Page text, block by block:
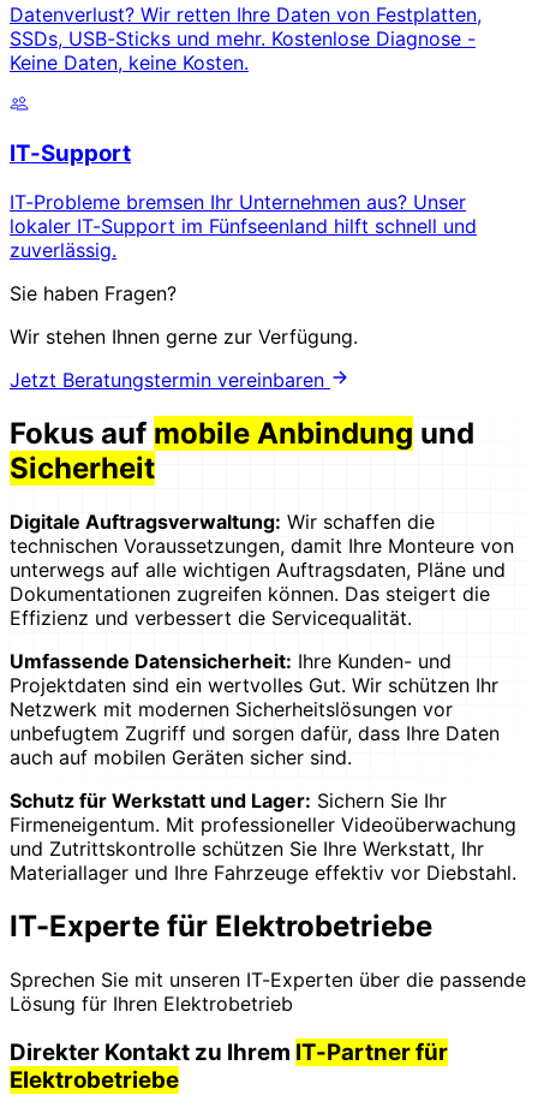
Datenverlust? Wir retten Ihre Daten von Festplatten,
SSDs, USB-Sticks und mehr. Kostenlose Diagnose -
Keine Daten, keine Kosten.
IT-Support
IT-Probleme bremsen Ihr Unternehmen aus? Unser
lokaler IT-Support im Fünfseenland hilft schnell und
zuverlässig.
Sie haben Fragen?
Wir stehen Ihnen gerne zur Verfügung.
Jetzt Beratungstermin vereinbaren
Fokus auf mobile Anbindung und
Sicherheit
Digitale Auftragsverwaltung: Wir schaffen die
technischen Voraussetzungen, damit Ihre Monteure von
unterwegs auf alle wichtigen Auftragsdaten, Pläne und
Dokumentationen zugreifen können. Das steigert die
Effizienz und verbessert die Servicequalität.
Umfassende Datensicherheit: Ihre Kunden- und
Projektdaten sind ein wertvolles Gut. Wir schützen Ihr
Netzwerk mit modernen Sicherheitslösungen vor
unbefugtem Zugriff und sorgen dafür, dass Ihre Daten
auch auf mobilen Geräten sicher sind.
Schutz für Werkstatt und Lager: Sichern Sie Ihr
Firmeneigentum. Mit professioneller Videoüberwachung
und Zutrittskontrolle schützen Sie Ihre Werkstatt, Ihr
Materiallager und Ihre Fahrzeuge effektiv vor Diebstahl.
IT-Experte für Elektrobetriebe
Sprechen Sie mit unseren IT-Experten über die passende
Lösung für Ihren Elektrobetrieb
Direkter Kontakt zu Ihrem IT-Partner für
Elektrobetriebe